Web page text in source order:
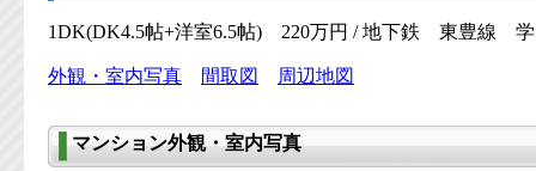
1DK(DK4.5帖+洋室6.5帖) 220万円 / 地下鉄 東豊線 学
外観・室内写真 間取図 周辺地図
マンション外観・室内写真